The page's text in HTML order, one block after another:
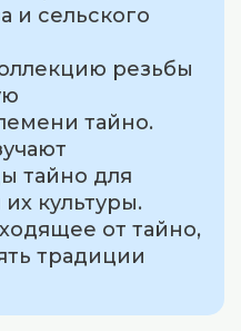
и сельского
резьбы
тайно.
тайно для
культуры.
от тайно,
традиции